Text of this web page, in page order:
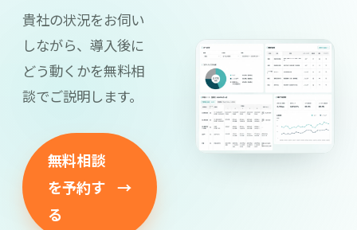
貴社の状況をお伺い
しながら、導入後に
どう動くかを無料相
談でご説明します。
無料相談
を予約す
る
→